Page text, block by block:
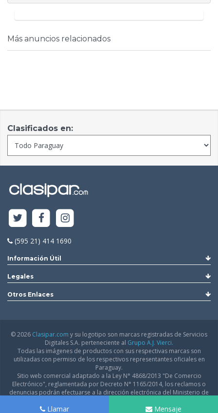
Más anuncios relacionados
Llamar Mensaje
Clasificados en:
(595 21) 414 1690
Información Útil
Legales
Otros Enlaces
© 2026 Clasipar.com y su logotipo son marcas registradas de Servicios
Digitales S.A. perteneciente al Grupo A.J. Vierci.
Todas las imágenes de productos con sus respectivas marcas son
utilizadas con permiso de los respectivos representantes oficiales en
Paraguay.
Sitio web comercial adaptado a la Ley N° 4868/2013 "De Comercio
Electrónico", reglamentada por Decreto N° 1165/2014, los reclamos o
denuncias podrán efectuarse a la dirección electrónica del Ministerio de